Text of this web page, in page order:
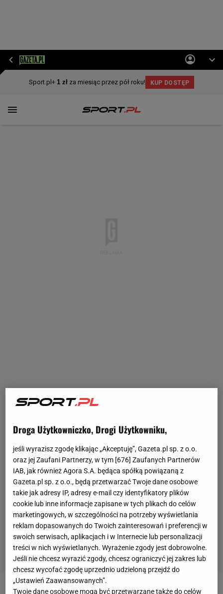
Droga Użytkowniczko, Drogi Użytkowniku,
jeśli wyrazisz zgodę klikając „Akceptuję”, Gazeta.pl sp. z o.o.
oraz jej Zaufani Partnerzy, w tym [676] Zaufanych Partnerów
IAB, jak również Agora S.A. będąca spółką powiązaną z
Gazeta.pl sp. z o.o., będą przetwarzać Twoje dane osobowe
takie jak adresy IP, adresy e-mail czy identyfikatory plików
cookie lub inne informacje zapisane w tych plikach do celów
marketingowych, w szczególności na potrzeby wyświetlania
reklam dopasowanych do Twoich zainteresowań i preferencji w
swoich serwisach, aplikacjach i w Internecie lub personalizacji
treści w nich wyświetlanych. Wyrażenie zgody jest dobrowolne.
Jeśli nie chcesz wyrazić zgody, chcesz ograniczyć jej zakres lub
chcesz wycofać zgodę uprzednio udzieloną przejdź do
„Ustawień Zaawansowanych”.
Twoje dane osobowe mogą być przetwarzane także do celów